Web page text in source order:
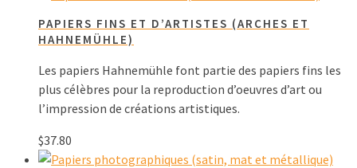
PAPIERS FINS ET D’ARTISTES (ARCHES ET
HAHNEMÜHLE)
Les papiers Hahnemühle font partie des papiers fins les
plus célèbres pour la reproduction d’oeuvres d’art ou
l’impression de créations artistiques.
$37.80